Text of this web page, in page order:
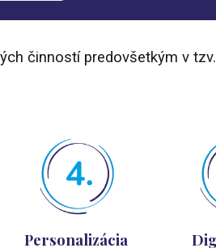
činností predovšetkým v
Personalizácia